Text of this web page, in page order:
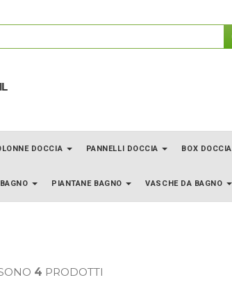
DOCCIA PANNELLI DOCCIA BOX DOCCIA
PIANTANE BAGNO VASCHE DA BAGNO
4 PRODOTTI